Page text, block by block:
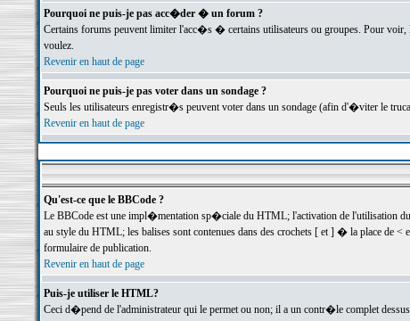
Pourquoi ne puis-je pas acc�der � un forum ?
Certains forums peuvent limiter l'acc�s � certains utilisateurs ou groupes. Pour
voulez.
Revenir en haut de page
Pourquoi ne puis-je pas voter dans un sondage ?
Seuls les utilisateurs enregistr�s peuvent voter dans un sondage (afin d'�viter le
Revenir en haut de page
Qu'est-ce que le BBCode ?
Le BBCode est une impl�mentation sp�ciale du HTML; l'activation de l'utilisation
au style du HTML; les balises sont contenues dans des crochets [ et ] � la place
formulaire de publication.
Revenir en haut de page
Puis-je utiliser le HTML?
Ceci d�pend de l'administrateur qui le permet ou non; il a un contr�le complet